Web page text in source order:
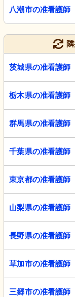
八潮市の准看護師
茨城県の准看護師
栃木県の准看護師
群馬県の准看護師
千葉県の准看護師
東京都の准看護師
山梨県の准看護師
長野県の准看護師
草加市の准看護師
三郷市の准看護師